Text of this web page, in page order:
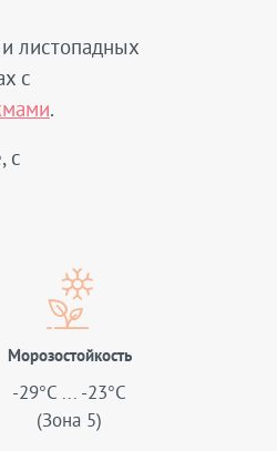
листопадных
с
.
с
Морозостойкость
-29°C ... -23°C
(Зона 5)